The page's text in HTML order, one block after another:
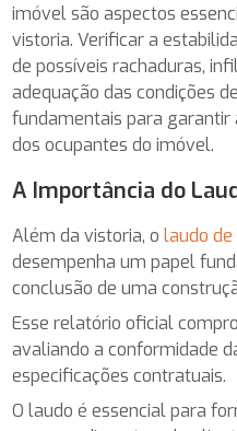
imóvel são aspectos
vistoria. Verificar a
de possíveis rachaduras,
adequação das condições
fundamentais para
dos ocupantes do imóvel.
A Importância do
Além da vistoria, olaudo
desempenha um papel
conclusão de uma
Esse relatório oficial
avaliando a conformidade
especificações contratuais.
O laudo é essencial para